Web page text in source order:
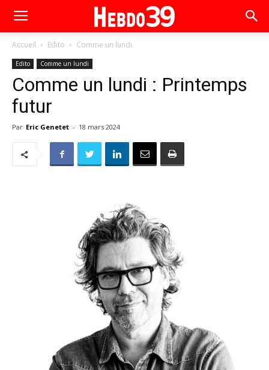
Accueil Edito Comme un lundi
Edito Comme un lundi
Comme un lundi : Printemps
futur
Par Eric Genetet - 18 mars 2024